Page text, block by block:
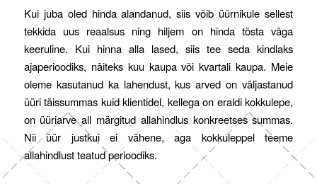
Kui juba oled hinda alandanud, siis võib üürnikule sellest
tekkida uus reaalsus ning hiljem on hinda tõsta väga
keeruline. Kui hinna alla lased, siis tee seda kindlaks
ajaperioodiks, näiteks kuu kaupa või kvartali kaupa. Meie
oleme kasutanud ka lahendust, kus arved on väljastanud
üüri täissummas kuid klientidel, kellega on eraldi kokkulepe,
on üüriarve all märgitud allahindlus konkreetses summas.
Nii üür justkui ei vähene, aga kokkuleppel teeme
allahindlust teatud perioodiks.